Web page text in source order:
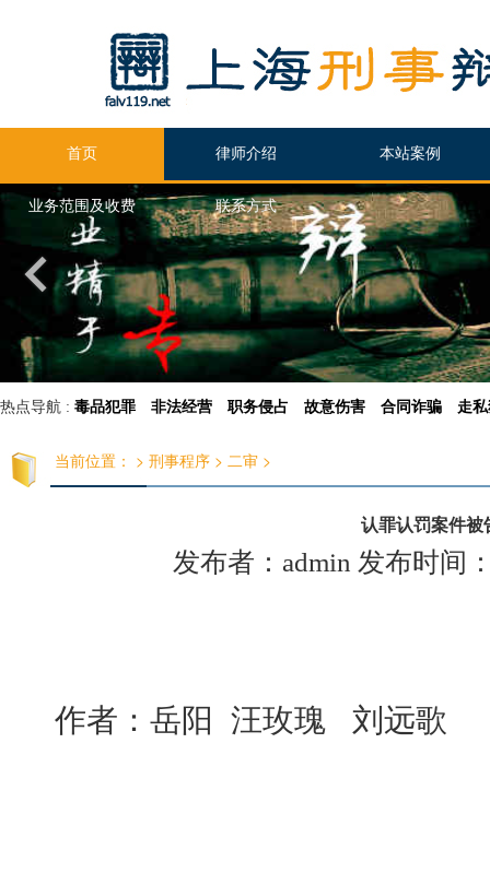
首页 律师介绍 本站案例
业务范围及收费 联系方式
热点导航 : 毒品犯罪 非法经营 职务侵占 故意伤害 合同诈骗 走
当前位置： > 刑事程序 > 二审 >
认罪认罚案件被
发布者：admin 发布时间
作者：岳阳 汪玫瑰 刘远歌